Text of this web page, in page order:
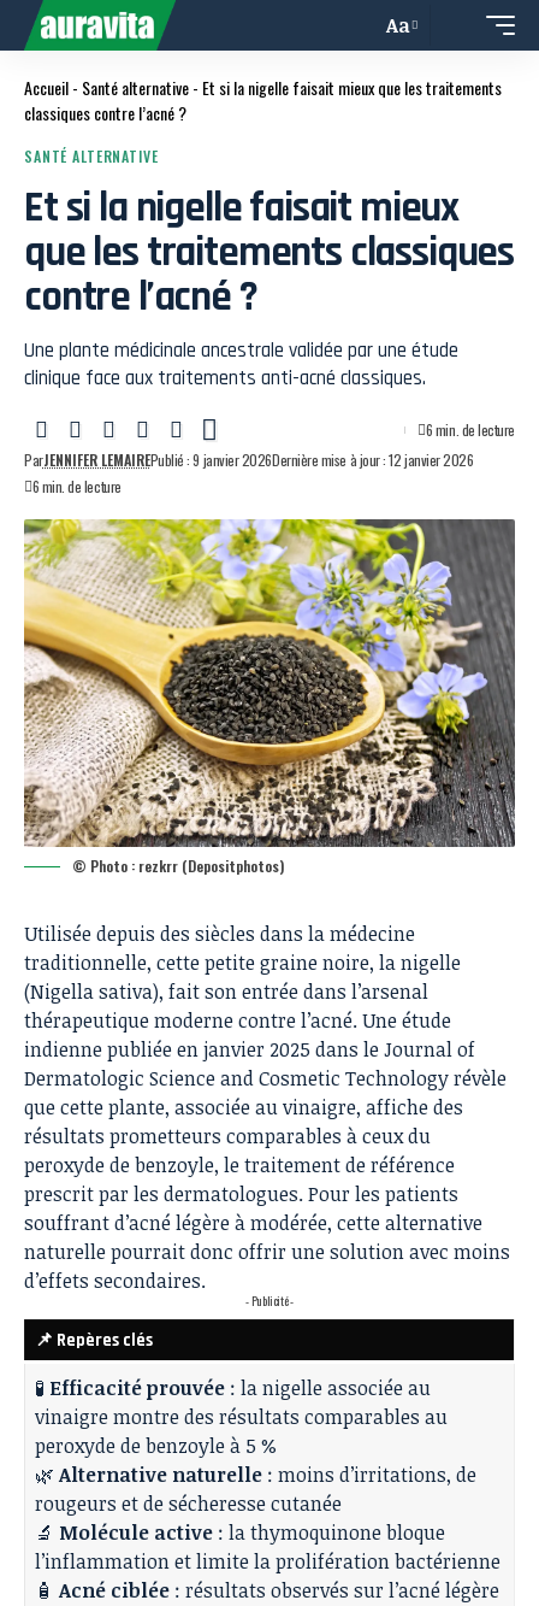
Aa
Accueil- Santé alternative- Et si la nigelle faisait mieux que les traitements
classiques contre l’acné ?
SANTÉ ALTERNATIVE
Et si la nigelle faisait mieux
que les traitements classiques
contre l’acné ?
Une plante médicinale ancestrale validée par une étude
clinique face aux traitements anti-acné classiques.
ParJENNIFER LEMAIREPublié : 9 janvier 2026Dernière mise à jour : 12 janvier 2026
6 min. de lecture
6 min. de lecture
© Photo : rezkrr (Depositphotos)
Utilisée depuis des siècles dans lamédecine
traditionnelle, cette petite graine noire, la nigelle
(Nigella sativa), fait son entrée dans l’arsenal
thérapeutique moderne contre l’acné.Une étude
indienne publiée en janvier 2025 dans le Journal of
Dermatologic Science and Cosmetic Technology révèle
que cette plante, associée au vinaigre, affiche des
résultats prometteurs comparables à ceux du
peroxyde de benzoyle, le traitement de référence
prescrit par les dermatologues. Pour les patients
souffrant d’acné légère à modérée, cette alternative
naturelle pourrait donc offrir une solution avec moins
d’effets secondaires.
- Publicité -
📌 Repères clés
🧪 Efficacité prouvée : la nigelle associée au
vinaigre montre des résultats comparables au
peroxyde de benzoyle à 5 %
🌿Alternative naturelle : moins d’irritations, de
rougeurs et de sécheresse cutanée
🔬 Molécule active : la thymoquinone bloque
l’inflammation et limite la prolifération bactérienne
🧴Acné ciblée : résultats observés sur l’acné légère